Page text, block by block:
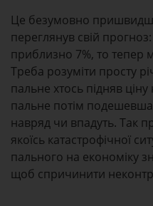
Це безумовно
переглянув свій
приблизно 7%, то тепер
Треба розуміти просту
пальне хтось підняв ціну
пальне потім
навряд чи впадуть. Так
якоїсь катастрофічної
пального на економіку
щоб спричинити